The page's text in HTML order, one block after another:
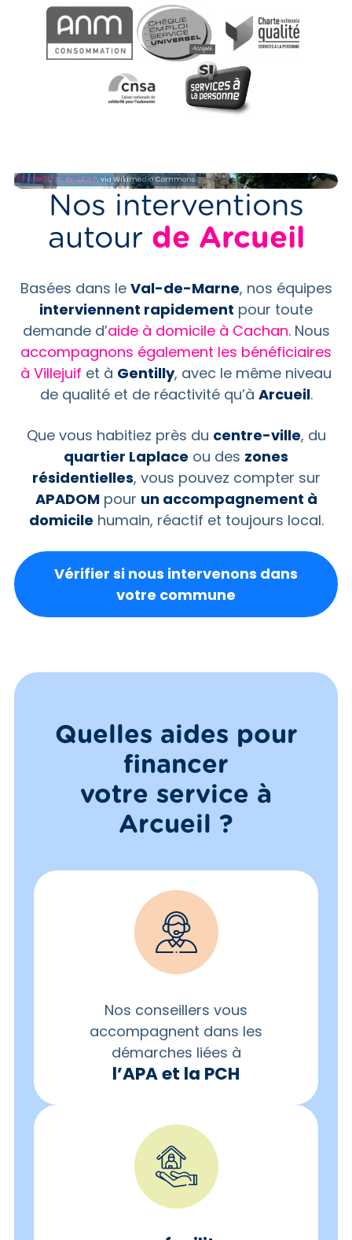
Nos interventions
autour de Arcueil
Basées dans le Val-de-Marne, nos équipes
interviennent rapidement pour toute
demande d’aide à domicile à Cachan. Nous
accompagnons également les bénéficiaires
à Villejuif et à Gentilly, avec le même niveau
de qualité et de réactivité qu’à Arcueil.
Que vous habitiez près du centre-ville, du
quartier Laplace ou des zones
résidentielles, vous pouvez compter sur
APADOMpour un accompagnement à
domicile humain, réactif et toujours local.
Vérifier si nous intervenons dans
votre commune
Chabe01,CC BY-SA 4.0, via Wikimedia Commons
Quelles aides pour
financer
votre service à
Arcueil ?
Nos conseillers vous
accompagnent dans les
démarches liées à
l’APA et la PCH